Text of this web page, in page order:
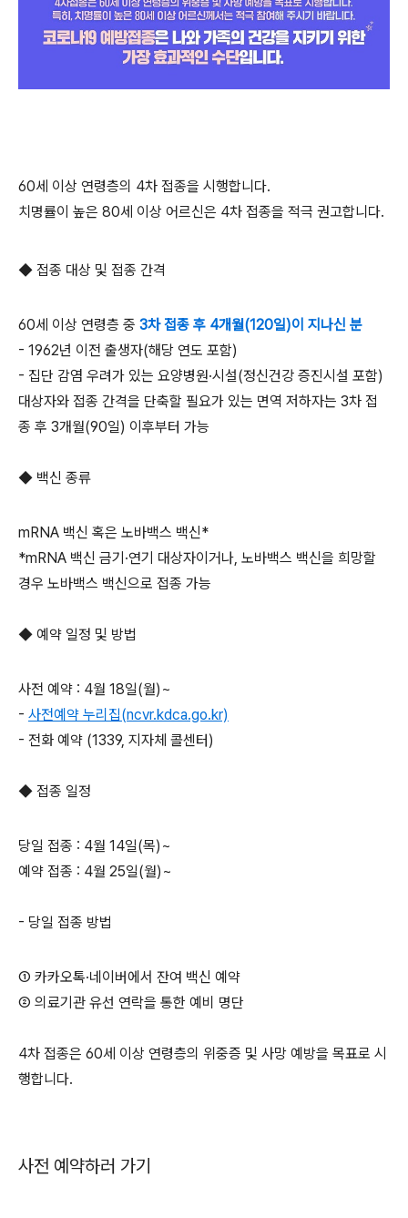
60세 이상 연령층의 4차 접종을 시행합니다.
치명률이 높은 80세 이상 어르신은 4차 접종을 적극 권고합니다.
◆ 접종 대상 및 접종 간격
60세 이상 연령층 중 3차 접종 후 4개월(120일)이 지나신 분
- 1962년 이전 출생자(해당 연도 포함)
- 집단 감염 우려가 있는 요양병원·시설(정신건강 증진시설 포함)
대상자와 접종 간격을 단축할 필요가 있는 면역 저하자는 3차 접
종 후 3개월(90일) 이후부터 가능
◆ 백신 종류
mRNA 백신 혹은 노바백스 백신*
*mRNA 백신 금기·연기 대상자이거나, 노바백스 백신을 희망할
경우 노바백스 백신으로 접종 가능
◆ 예약 일정 및 방법
사전 예약 : 4월 18일(월)~
- 사전예약 누리집(ncvr.kdca.go.kr)
- 전화 예약 (1339, 지자체 콜센터)
◆ 접종 일정
당일 접종 : 4월 14일(목)~
예약 접종 : 4월 25일(월)~
- 당일 접종 방법
① 카카오톡·네이버에서 잔여 백신 예약
② 의료기관 유선 연락을 통한 예비 명단
4차 접종은 60세 이상 연령층의 위중증 및 사망 예방을 목표로 시
행합니다.
사전 예약하러 가기